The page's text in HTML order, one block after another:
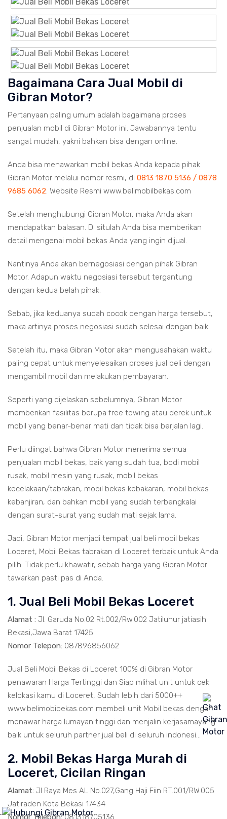
Bagaimana Cara Jual Mobil di
Gibran Motor?
Pertanyaan paling umum adalah bagaimana proses
penjualan mobil di Gibran Motor ini. Jawabannya tentu
sangat mudah, yakni bahkan bisa dengan online.
Anda bisa menawarkan mobil bekas Anda kepada pihak
Gibran Motor melalui nomor resmi, di 0813 1870 5136 / 0878
9685 6062. Website Resmi www.belimobilbekas.com
Setelah menghubungi Gibran Motor, maka Anda akan
mendapatkan balasan. Di situlah Anda bisa memberikan
detail mengenai mobil bekas Anda yang ingin dijual.
Nantinya Anda akan bernegosiasi dengan pihak Gibran
Motor. Adapun waktu negosiasi tersebut tergantung
dengan kedua belah pihak.
Sebab, jika keduanya sudah cocok dengan harga tersebut,
maka artinya proses negosiasi sudah selesai dengan baik.
Setelah itu, maka Gibran Motor akan mengusahakan waktu
paling cepat untuk menyelesaikan proses jual beli dengan
mengambil mobil dan melakukan pembayaran.
Seperti yang dijelaskan sebelumnya, Gibran Motor
memberikan fasilitas berupa free towing atau derek untuk
mobil yang benar-benar mati dan tidak bisa berjalan lagi.
Perlu diingat bahwa Gibran Motor menerima semua
penjualan mobil bekas, baik yang sudah tua, bodi mobil
rusak, mobil mesin yang rusak, mobil bekas
kecelakaan/tabrakan, mobil bekas kebakaran, mobil bekas
kebanjiran, dan bahkan mobil yang sudah terbengkalai
dengan surat-surat yang sudah mati sejak lama.
Jadi, Gibran Motor menjadi tempat jual beli mobil bekas
Loceret, Mobil Bekas tabrakan di Loceret terbaik untuk Anda
pilih. Tidak perlu khawatir, sebab harga yang Gibran Motor
tawarkan pasti pas di Anda.
1. Jual Beli Mobil Bekas Loceret
Alamat : Jl. Garuda No.02 Rt.002/Rw.002 Jatiluhur jatiasih
Bekasi,Jawa Barat 17425
Nomor Telepon: 087896856062
Jual Beli Mobil Bekas di Loceret 100% di Gibran Motor
penawaran Harga Tertinggi dan Siap mlihat unit untuk cek
kelokasi kamu di Loceret, Sudah lebih dari 5000++
www.belimobibekas.com membeli unit Mobil bekas dengan
menawar harga lumayan tinggi dan menjalin kerjasamayang
baik untuk seluruh partner jual beli di seluruh indonesi...
2. Mobil Bekas Harga Murah di
Loceret, Cicilan Ringan
Alamat: Jl Raya Mes AL No.027,Gang Haji Fiin RT.001/RW.005
Jatiraden Kota Bekasi 17434
Nomor Telepon:081318705136
.